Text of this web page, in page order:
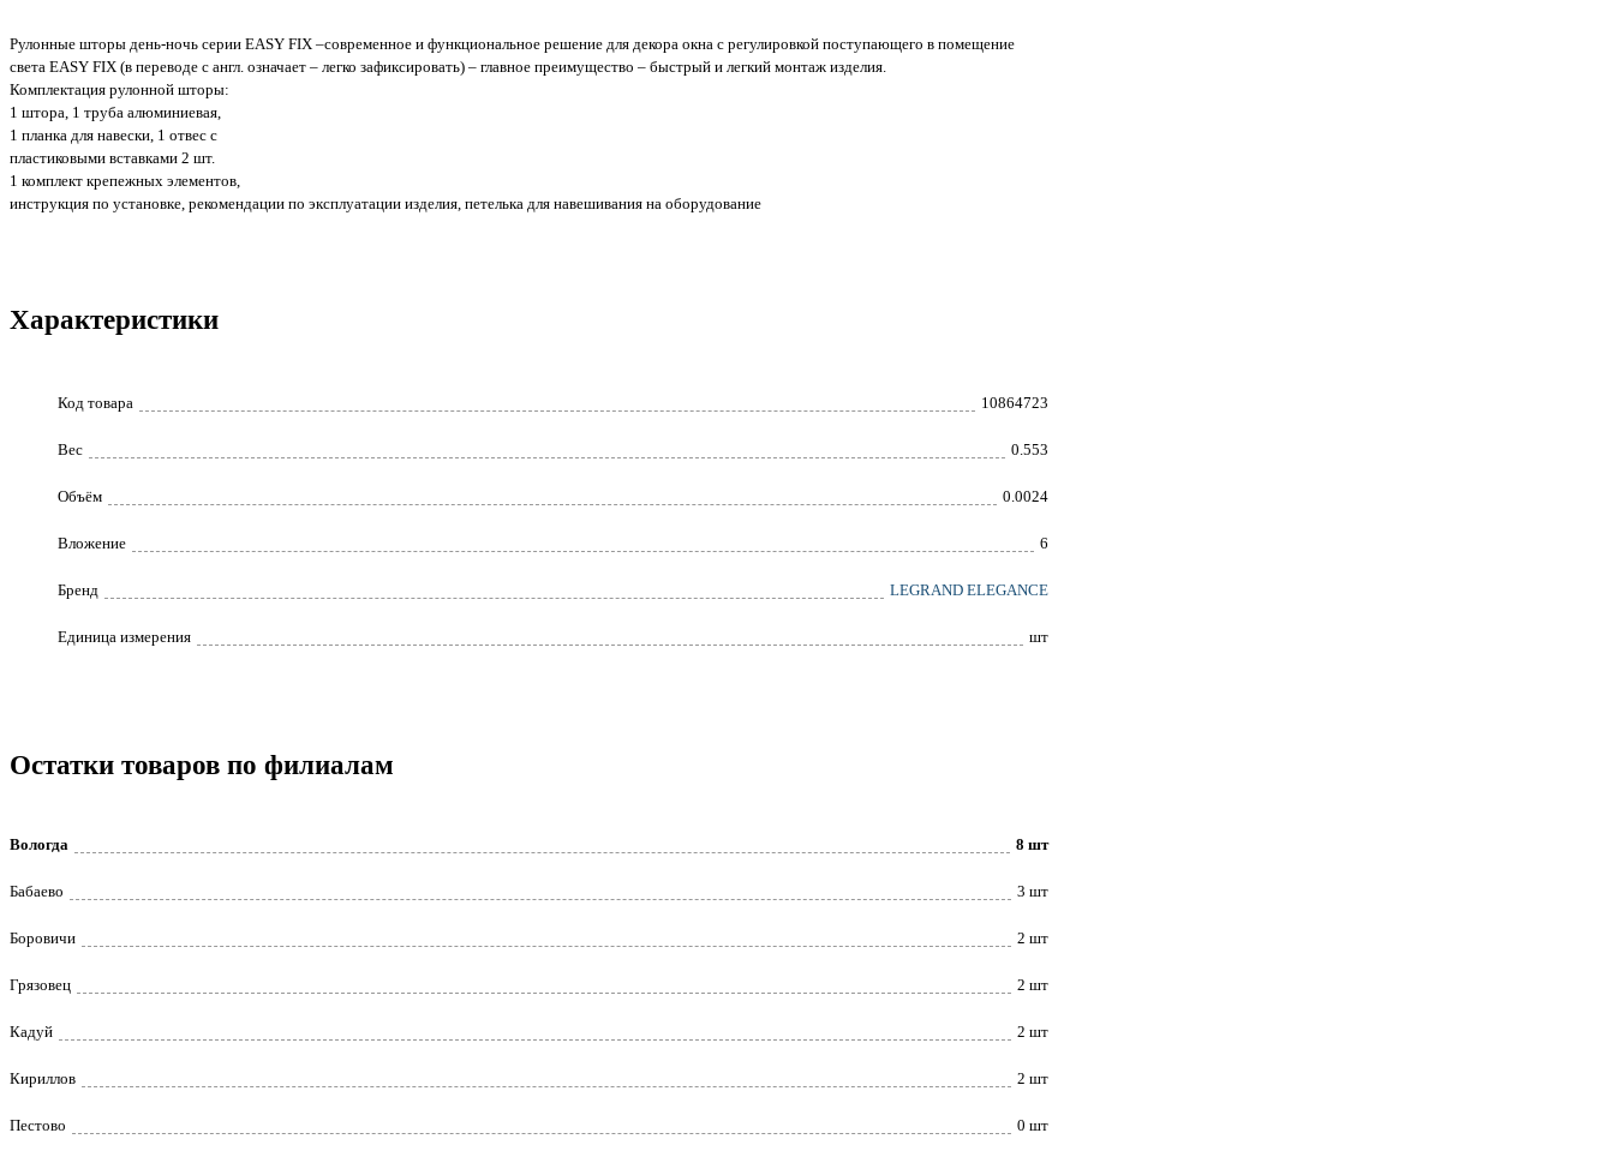
Рулонные шторы день-ночь серии EASY FIX –современное и функциональное решение для декора окна с регулировкой поступающего в помещение
света EASY FIX (в переводе с англ. означает – легко зафиксировать) – главное преимущество – быстрый и легкий монтаж изделия.
Комплектация рулонной шторы:
1 штора, 1 труба алюминиевая,
1 планка для навески, 1 отвес с
пластиковыми вставками 2 шт.
1 комплект крепежных элементов,
инструкция по установке, рекомендации по эксплуатации изделия, петелька для навешивания на оборудование
Характеристики
Код товара 10864723
Вес 0.553
Объём 0.0024
Вложение 6
Бренд LEGRAND ELEGANCE
Единица измерения шт
Остатки товаров по филиалам
Вологда 8 шт
Бабаево 3 шт
Боровичи 2 шт
Грязовец 2 шт
Кадуй 2 шт
Кириллов 2 шт
Пестово 0 шт